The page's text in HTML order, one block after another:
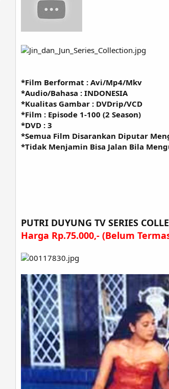
*Film Berformat : Avi/Mp4/Mkv
*Audio/Bahasa : INDONESIA
*Kualitas Gambar : DVDrip/VCD
*Film : Episode 1-100 (2 Season)
*DVD : 3
*Semua Film Disarankan Diputar
*Tidak Menjamin Bisa Jalan Bila
PUTRI DUYUNG TV SERIES
Harga Rp.75.000,- (Belum